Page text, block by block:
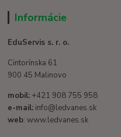
Informácie
EduServis s. r. o.
Cintorínska 61
900 45 Malinovo
mobil: +421 908 755 958
e-mail: info@ledvanes.sk
web: www.ledvanes.sk